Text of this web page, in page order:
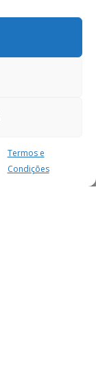
Termos e
Condições